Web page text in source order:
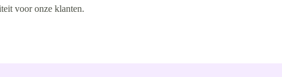
voor onze klanten.